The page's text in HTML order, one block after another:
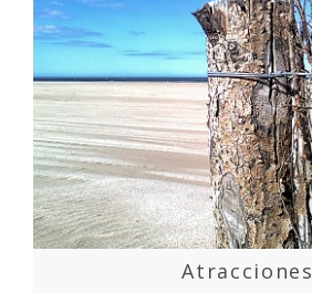
Atracciones